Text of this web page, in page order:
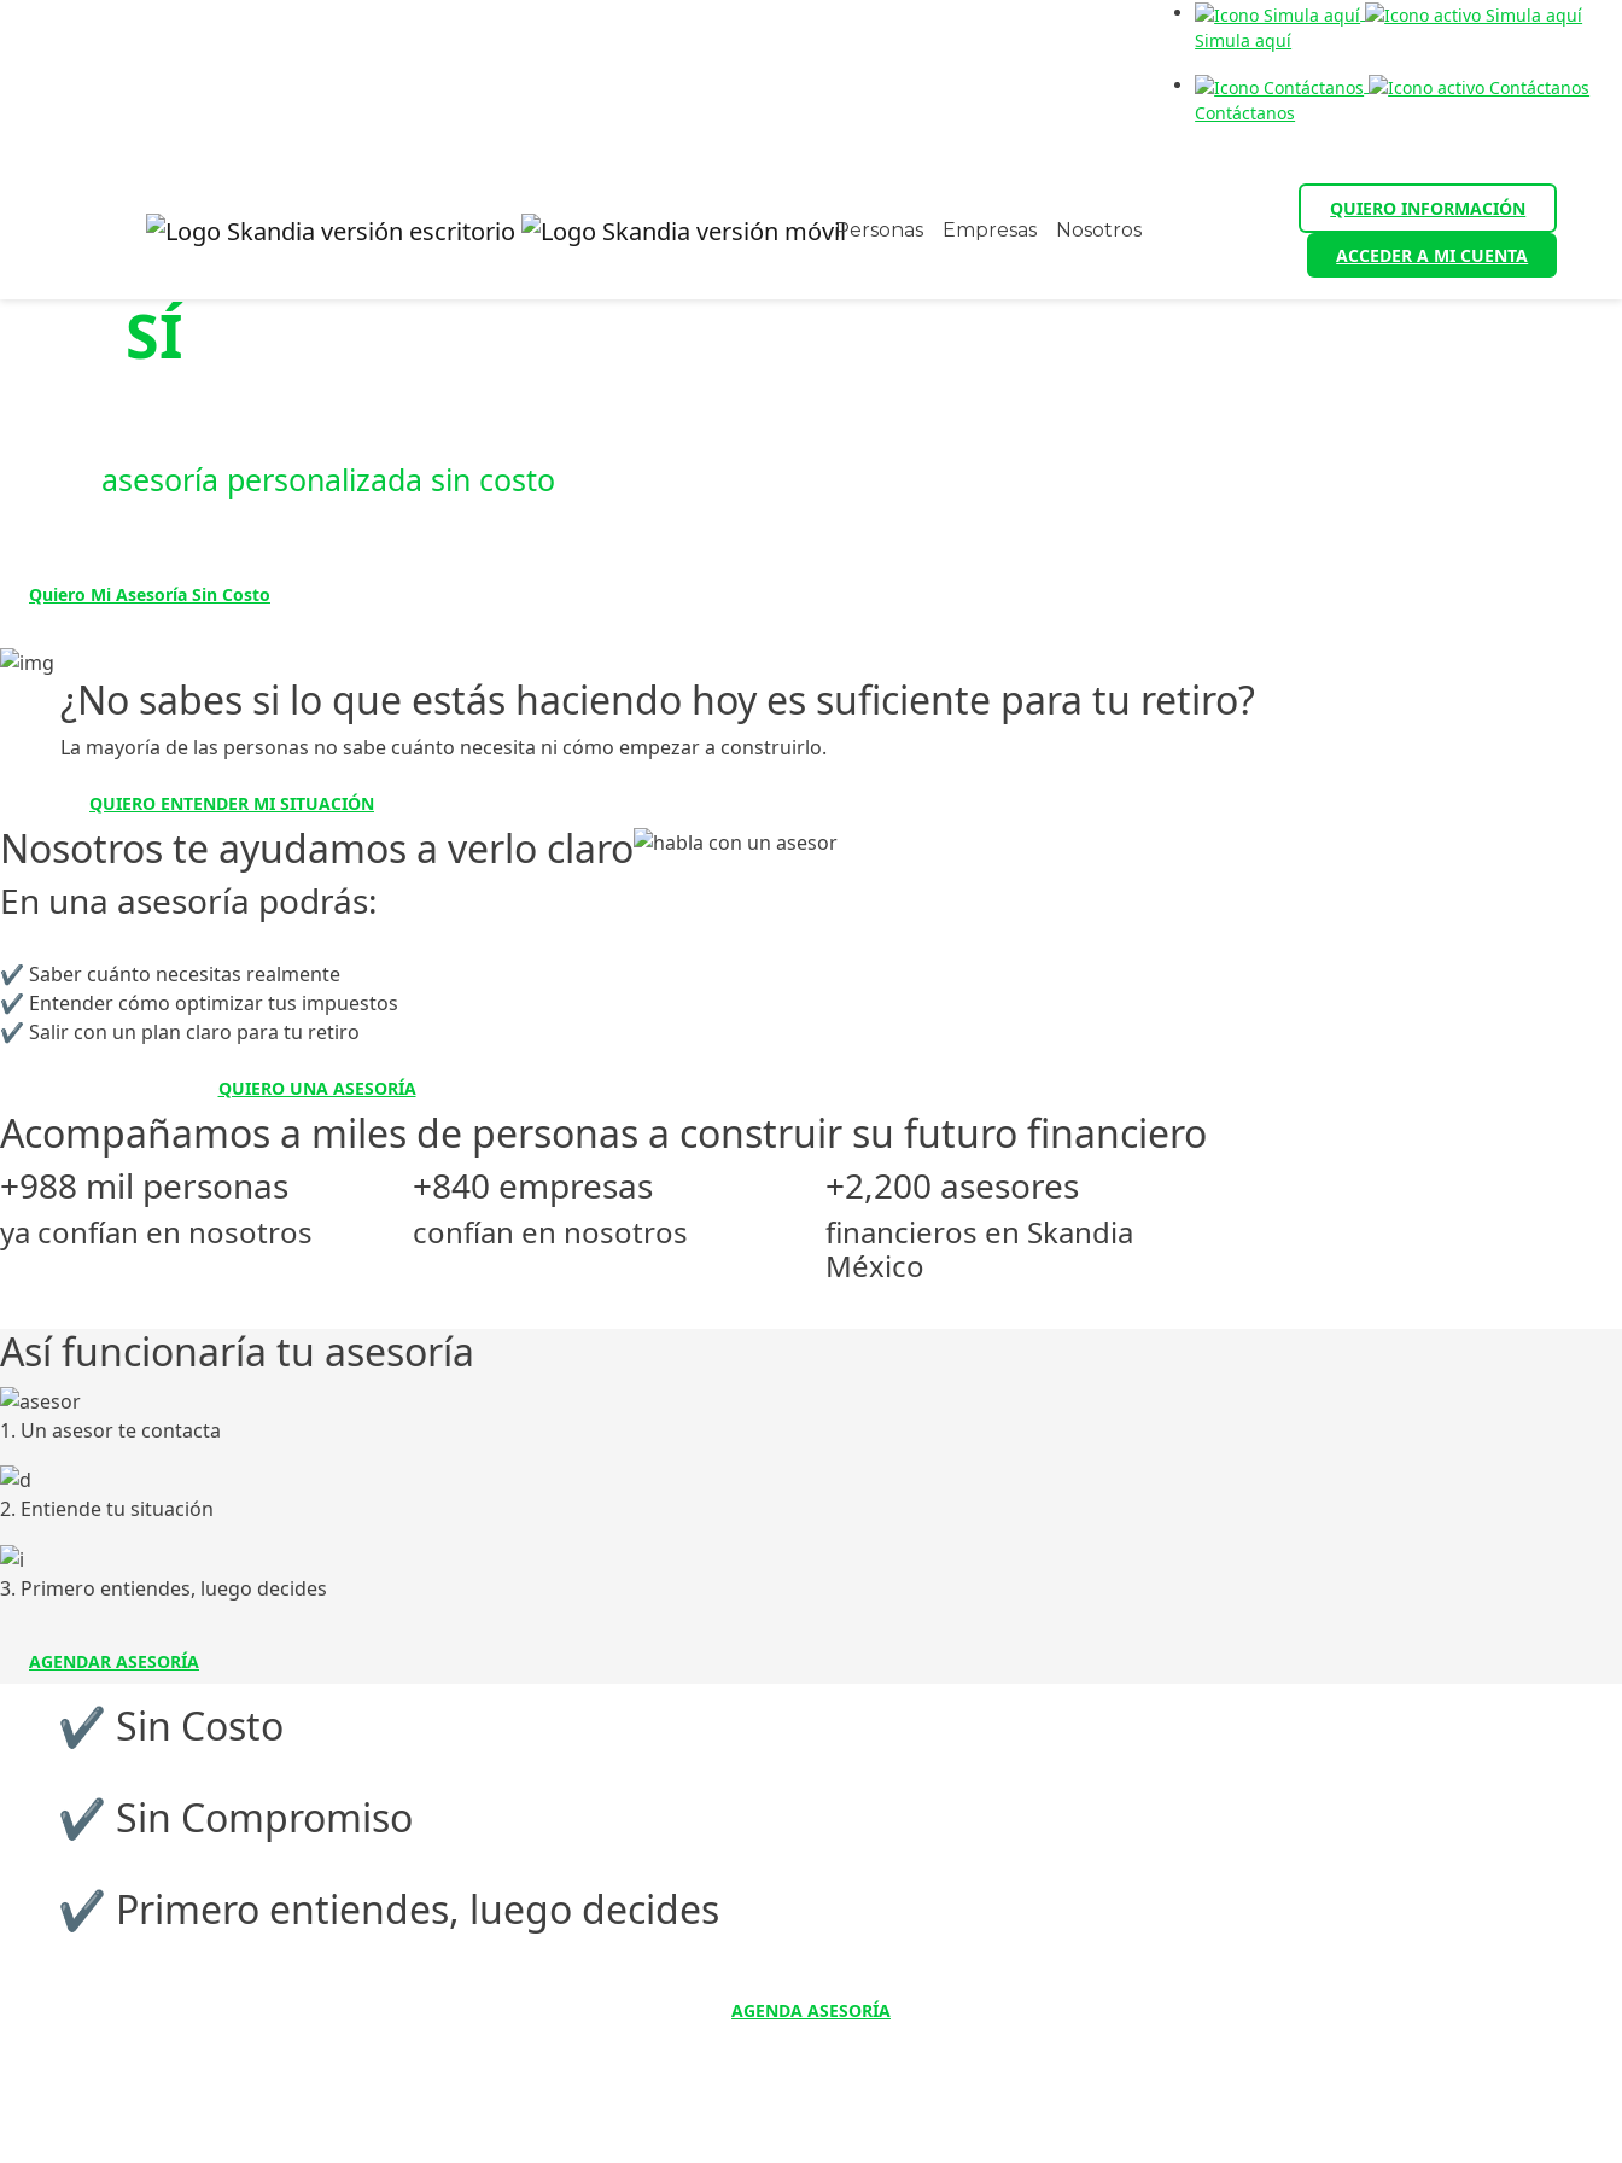
Simula aquí
Contáctanos
Personas Empresas Nosotros
QUIERO INFORMACIÓN
ACCEDER A MI CUENTA
SÍ
asesoría personalizada sin costo
Quiero Mi Asesoría Sin Costo
¿No sabes si lo que estás haciendo hoy es suficiente para tu retiro?
La mayoría de las personas no sabe cuánto necesita ni cómo empezar a construirlo.
QUIERO ENTENDER MI SITUACIÓN
Nosotros te ayudamos a verlo claro
En una asesoría podrás:
✔ Saber cuánto necesitas realmente
✔ Entender cómo optimizar tus impuestos
✔ Salir con un plan claro para tu retiro
QUIERO UNA ASESORÍA
Acompañamos a miles de personas a construir su futuro financiero
+988 mil personas
ya confían en nosotros
+840 empresas
confían en nosotros
+2,200 asesores
financieros en Skandia
México
Así funcionaría tu asesoría
1. Un asesor te contacta
2. Entiende tu situación
3. Primero entiendes, luego decides
AGENDAR ASESORÍA
✔ Sin Costo
✔ Sin Compromiso
✔ Primero entiendes, luego decides
AGENDA ASESORÍA